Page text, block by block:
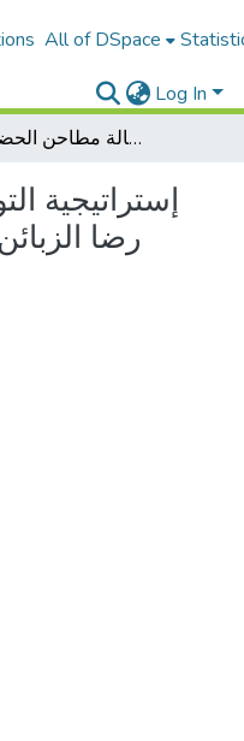
All of DSpace
Log In
إستراتيجية التوزيع و أثرها على تنمية رضا الزبائن : دراسة حالة مطاحن الحضنة بالمسيلة
إستراتيجية
رضا